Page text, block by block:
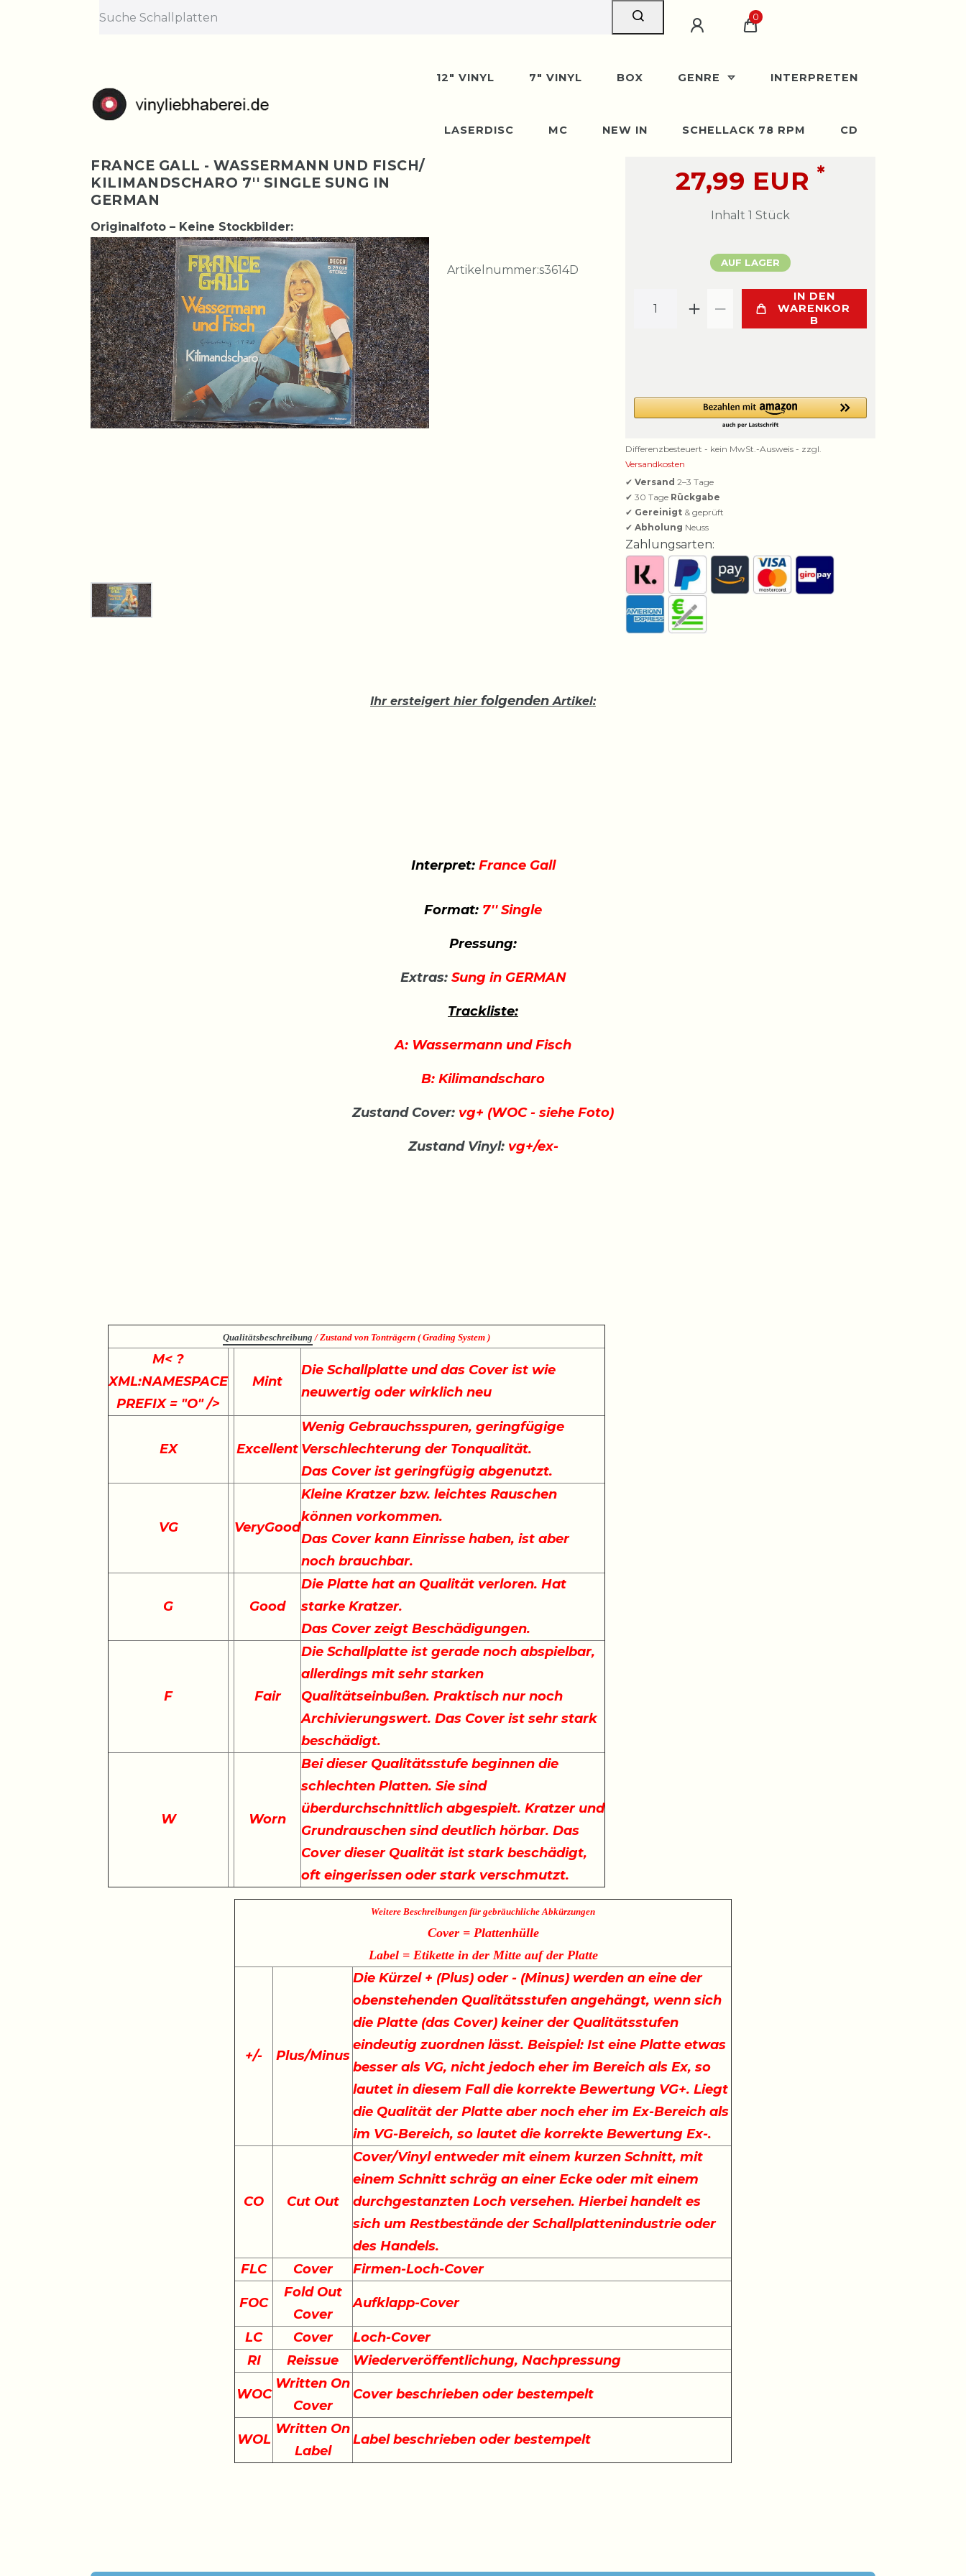
0
12" VINYL 7" VINYL BOX GENRE INTERPRETEN
LASERDISC MC NEW IN SCHELLACK 78 RPM CD
FRANCE GALL - WASSERMANN UND FISCH/
KILIMANDSCHARO 7'' SINGLE SUNG IN
GERMAN
Originalfoto – Keine Stockbilder:
Artikelnummer:s3614D
27,99 EUR *
Inhalt 1 Stück
AUF LAGER
IN DEN
WARENKOR
B
Differenzbesteuert - kein MwSt.-Ausweis - zzgl.
Versandkosten
✔ Versand 2–3 Tage
✔ 30 Tage Rückgabe
✔ Gereinigt & geprüft
✔ Abholung Neuss
Zahlungsarten:
Ihr ersteigert hier folgenden Artikel:
Interpret:France Gall
Format: 7'' Single
Pressung:
Extras:Sung in GERMAN
Trackliste:
A: Wassermann und Fisch
B: Kilimandscharo
Zustand Cover: vg+ (WOC - siehe Foto)
Zustand Vinyl:vg+/ex-
Qualitätsbeschreibung / Zustand von Tonträgern ( Grading System )
M< ?
XML:NAMESPACE
PREFIX = "O" />
Mint
Die Schallplatte und das Cover ist wie
neuwertig oder wirklich neu
EX Excellent
Wenig Gebrauchsspuren, geringfügige
Verschlechterung der Tonqualität.
Das Cover ist geringfügig abgenutzt.
VG VeryGood
Kleine Kratzer bzw. leichtes Rauschen
können vorkommen.
Das Cover kann Einrisse haben, ist aber
noch brauchbar.
G Good
Die Platte hat an Qualität verloren. Hat
starke Kratzer.
Das Cover zeigt Beschädigungen.
F Fair
Die Schallplatte ist gerade noch abspielbar,
allerdings mit sehr starken
Qualitätseinbußen. Praktisch nur noch
Archivierungswert. Das Cover ist sehr stark
beschädigt.
W Worn
Bei dieser Qualitätsstufe beginnen die
schlechten Platten. Sie sind
überdurchschnittlich abgespielt. Kratzer und
Grundrauschen sind deutlich hörbar. Das
Cover dieser Qualität ist stark beschädigt,
oft eingerissen oder stark verschmutzt.
Weitere Beschreibungen für gebräuchliche Abkürzungen
Cover = Plattenhülle
Label = Etikette in der Mitte auf der Platte
+/- Plus/Minus
Die Kürzel + (Plus) oder - (Minus) werden an eine der
obenstehenden Qualitätsstufen angehängt, wenn sich
die Platte (das Cover) keiner der Qualitätsstufen
eindeutig zuordnen lässt. Beispiel: Ist eine Platte etwas
besser als VG, nicht jedoch eher im Bereich als Ex, so
lautet in diesem Fall die korrekte Bewertung VG+. Liegt
die Qualität der Platte aber noch eher im Ex-Bereich als
im VG-Bereich, so lautet die korrekte Bewertung Ex-.
CO Cut Out
Cover/Vinyl entweder mit einem kurzen Schnitt, mit
einem Schnitt schräg an einer Ecke oder mit einem
durchgestanzten Loch versehen. Hierbei handelt es
sich um Restbestände der Schallplattenindustrie oder
des Handels.
FLC
Cover Firmen-Loch-Cover
FOC
Fold Out
Cover
Aufklapp-Cover
LC Cover
Loch-Cover
RI
Reissue Wiederveröffentlichung, Nachpressung
WOC
Written On
Cover
Cover beschrieben oder bestempelt
WOL
Written On
Label
Label beschrieben oder bestempelt